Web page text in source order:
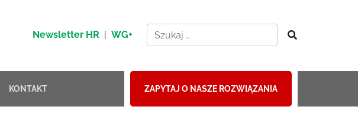
Newsletter HR | WG+
KONTAKT ZAPYTAJ O NASZE ROZWIĄZANIA